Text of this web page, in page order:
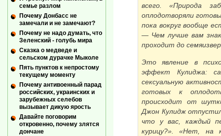
всего. «Природа
оплодотворяли
пока вокруг вообще
— Чем лучше вам
проходит до
Это явление в
эффект Кулиджа:
сексуальную
готовых к
происходит от
Джон Кулидж
что у вас, каждый
курицу?». «Нет, на
семье разлом
Почему Донбасс не
замечали и не замечают?
Почему не надо думать, что
Зеленский - голубь мира
Сказка о медведе и
сельском дурачке Мыколе
Пять пунктов к непростому
текущему моменту
Почему антивоенный парад
российских, украинских и
зарубежных селебов
вызывает дикую ярость
Давайте поговорим
откровенно, почему злятся
дончане